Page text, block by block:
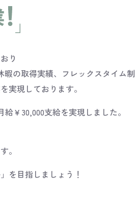
り
の取得実績、フレックスタイム制
実現しております。
￥30,000支給を実現しました。
。
を目指しましょう！